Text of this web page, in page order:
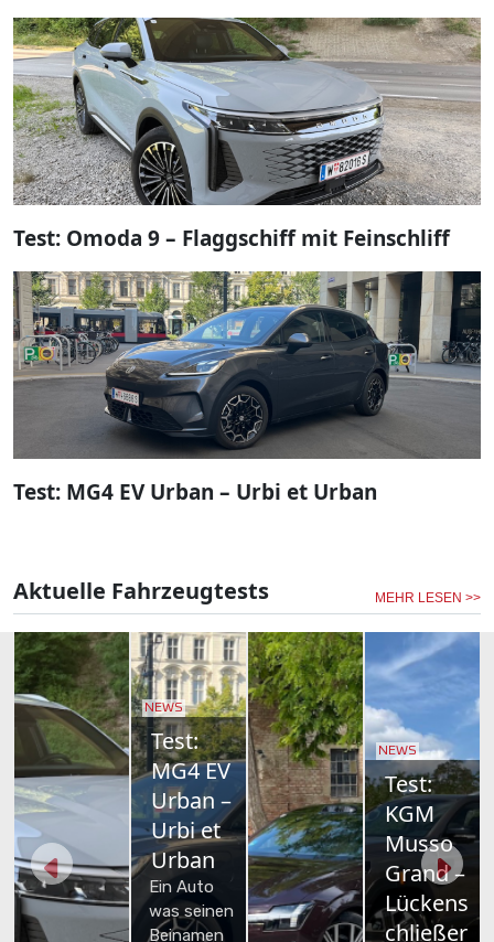
Test: Omoda 9 – Flaggschiff mit Feinschliff
Test: MG4 EV Urban – Urbi et Urban
Aktuelle Fahrzeugtests MEHR LESEN >>
NEWS
Toyota
bZ4X
NEWS NEWS